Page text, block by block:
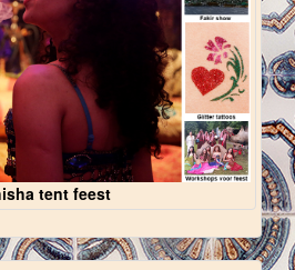
tent feest